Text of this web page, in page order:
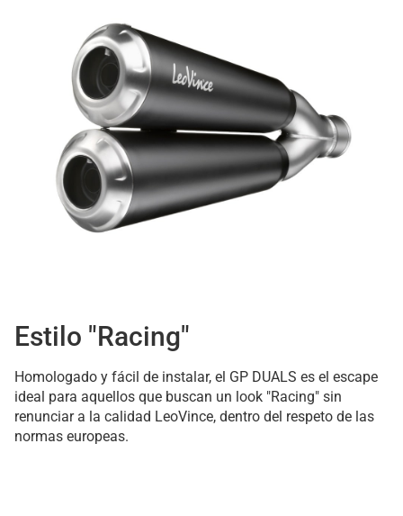
Estilo "Racing"
Homologado y fácil de instalar, el GP DUALS es el escape
ideal para aquellos que buscan un look "Racing" sin
renunciar a la calidad LeoVince, dentro del respeto de las
normas europeas.